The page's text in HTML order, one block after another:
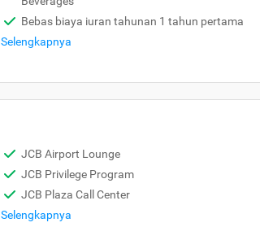
Bebas biaya iuran tahunan 1 tahun pertama
Selengkapnya
JCB Airport Lounge
JCB Privilege Program
JCB Plaza Call Center
Selengkapnya